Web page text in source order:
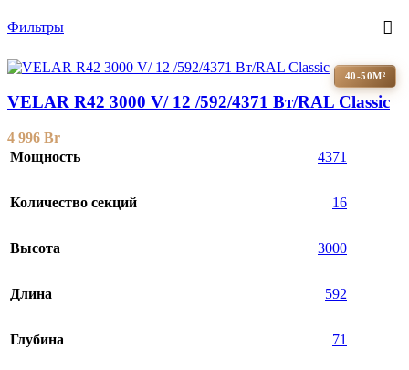
Фильтры
40-50М²
VELAR R42 3000 V/ 12 /592/4371 Вт/RAL Classic
4 996 Br
Мощность
4371
Количество секций 16
Высота 3000
Длина 592
Глубина 71